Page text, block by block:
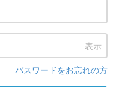
表示
パスワードをお忘れの方